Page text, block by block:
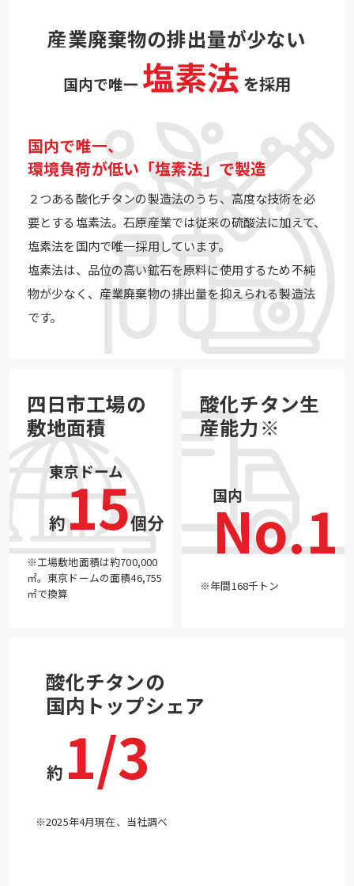
産業廃棄物の排出量が少ない
国内で唯一 塩素法 を採用
国内で唯一、
環境負荷が低い「塩素法」で製造
２つある酸化チタンの製造法のうち、高度な技術を必
要とする塩素法。石原産業では従来の硫酸法に加えて、
塩素法を国内で唯一採用しています。
塩素法は、品位の高い鉱石を原料に使用するため不純
物が少なく、産業廃棄物の排出量を抑えられる製造法
です。
四日市工場の
敷地面積
東京ドーム
約15個分
※工場敷地面積は約700,000
㎡。東京ドームの面積46,755
㎡で換算
酸化チタン生
産能力※
国内
No.1
※年間168千トン
酸化チタンの
国内トップシェア
約 1/3
※2025年4月現在、当社調べ